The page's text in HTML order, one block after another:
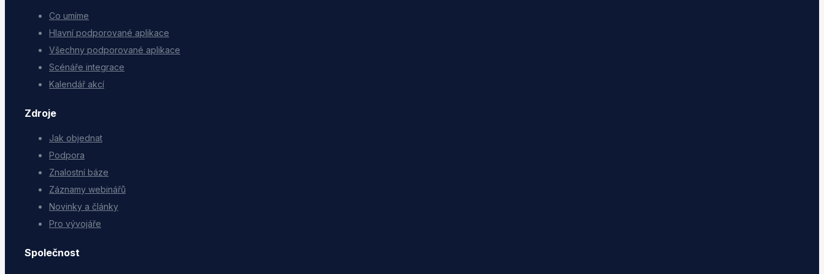
Co umíme
Hlavní podporované aplikace
Všechny podporované aplikace
Scénáře integrace
Kalendář akcí
Zdroje
Jak objednat
Podpora
Znalostní báze
Záznamy webinářů
Novinky a články
Pro vývojáře
Společnost